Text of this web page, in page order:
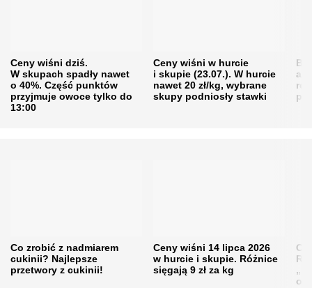
Ceny wiśni dziś.
W skupach spadły nawet
o 40%. Część punktów
przyjmuje owoce tylko do
13:00
Ceny wiśni w hurcie
i skupie (23.07.). W hurcie
nawet 20 zł/kg, wybrane
skupy podniosły stawki
Co zrobić z nadmiarem
cukinii? Najlepsze
przetwory z cukinii!
Ceny wiśni 14 lipca 2026
w hurcie i skupie. Różnice
sięgają 9 zł za kg